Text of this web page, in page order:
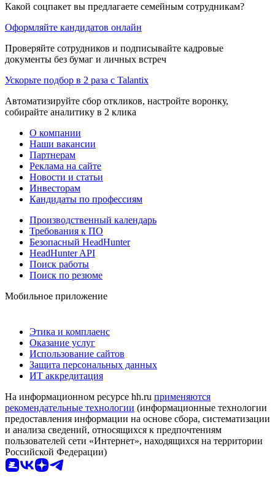
Какой соцпакет вы предлагаете семейным сотрудникам?
Оформляйте кандидатов онлайн
Проверяйте сотрудников и подписывайте кадровые
документы без бумаг и личных встреч
Ускорьте подбор в 2 раза с Talantix
Автоматизируйте сбор откликов, настройте воронку,
собирайте аналитику в 2 клика
О компании
Наши вакансии
Партнерам
Реклама на сайте
Новости и статьи
Инвесторам
Кандидаты по профессиям
Производственный календарь
Требования к ПО
Безопасный HeadHunter
HeadHunter API
Поиск работы
Поиск по резюме
Мобильное приложение
Этика и комплаенс
Оказание услуг
Использование сайтов
Защита персональных данных
ИТ аккредитация
На информационном ресурсе hh.ru применяются
рекомендательные технологии (информационные технологии
предоставления информации на основе сбора, систематизации
и анализа сведений, относящихся к предпочтениям
пользователей сети «Интернет», находящихся на территории
Российской Федерации)